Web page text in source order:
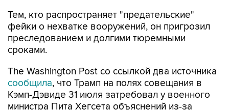
Тем, кто распространяет "предательские"
фейки о нехватке вооружений, он пригрозил
преследованием и долгими тюремными
сроками.
The Washington Post со ссылкой два источника
сообщила, что Трамп на полях совещания в
Кэмп-Дэвиде 31 июля затребовал у военного
министра Пита Хегсета объяснений из-за